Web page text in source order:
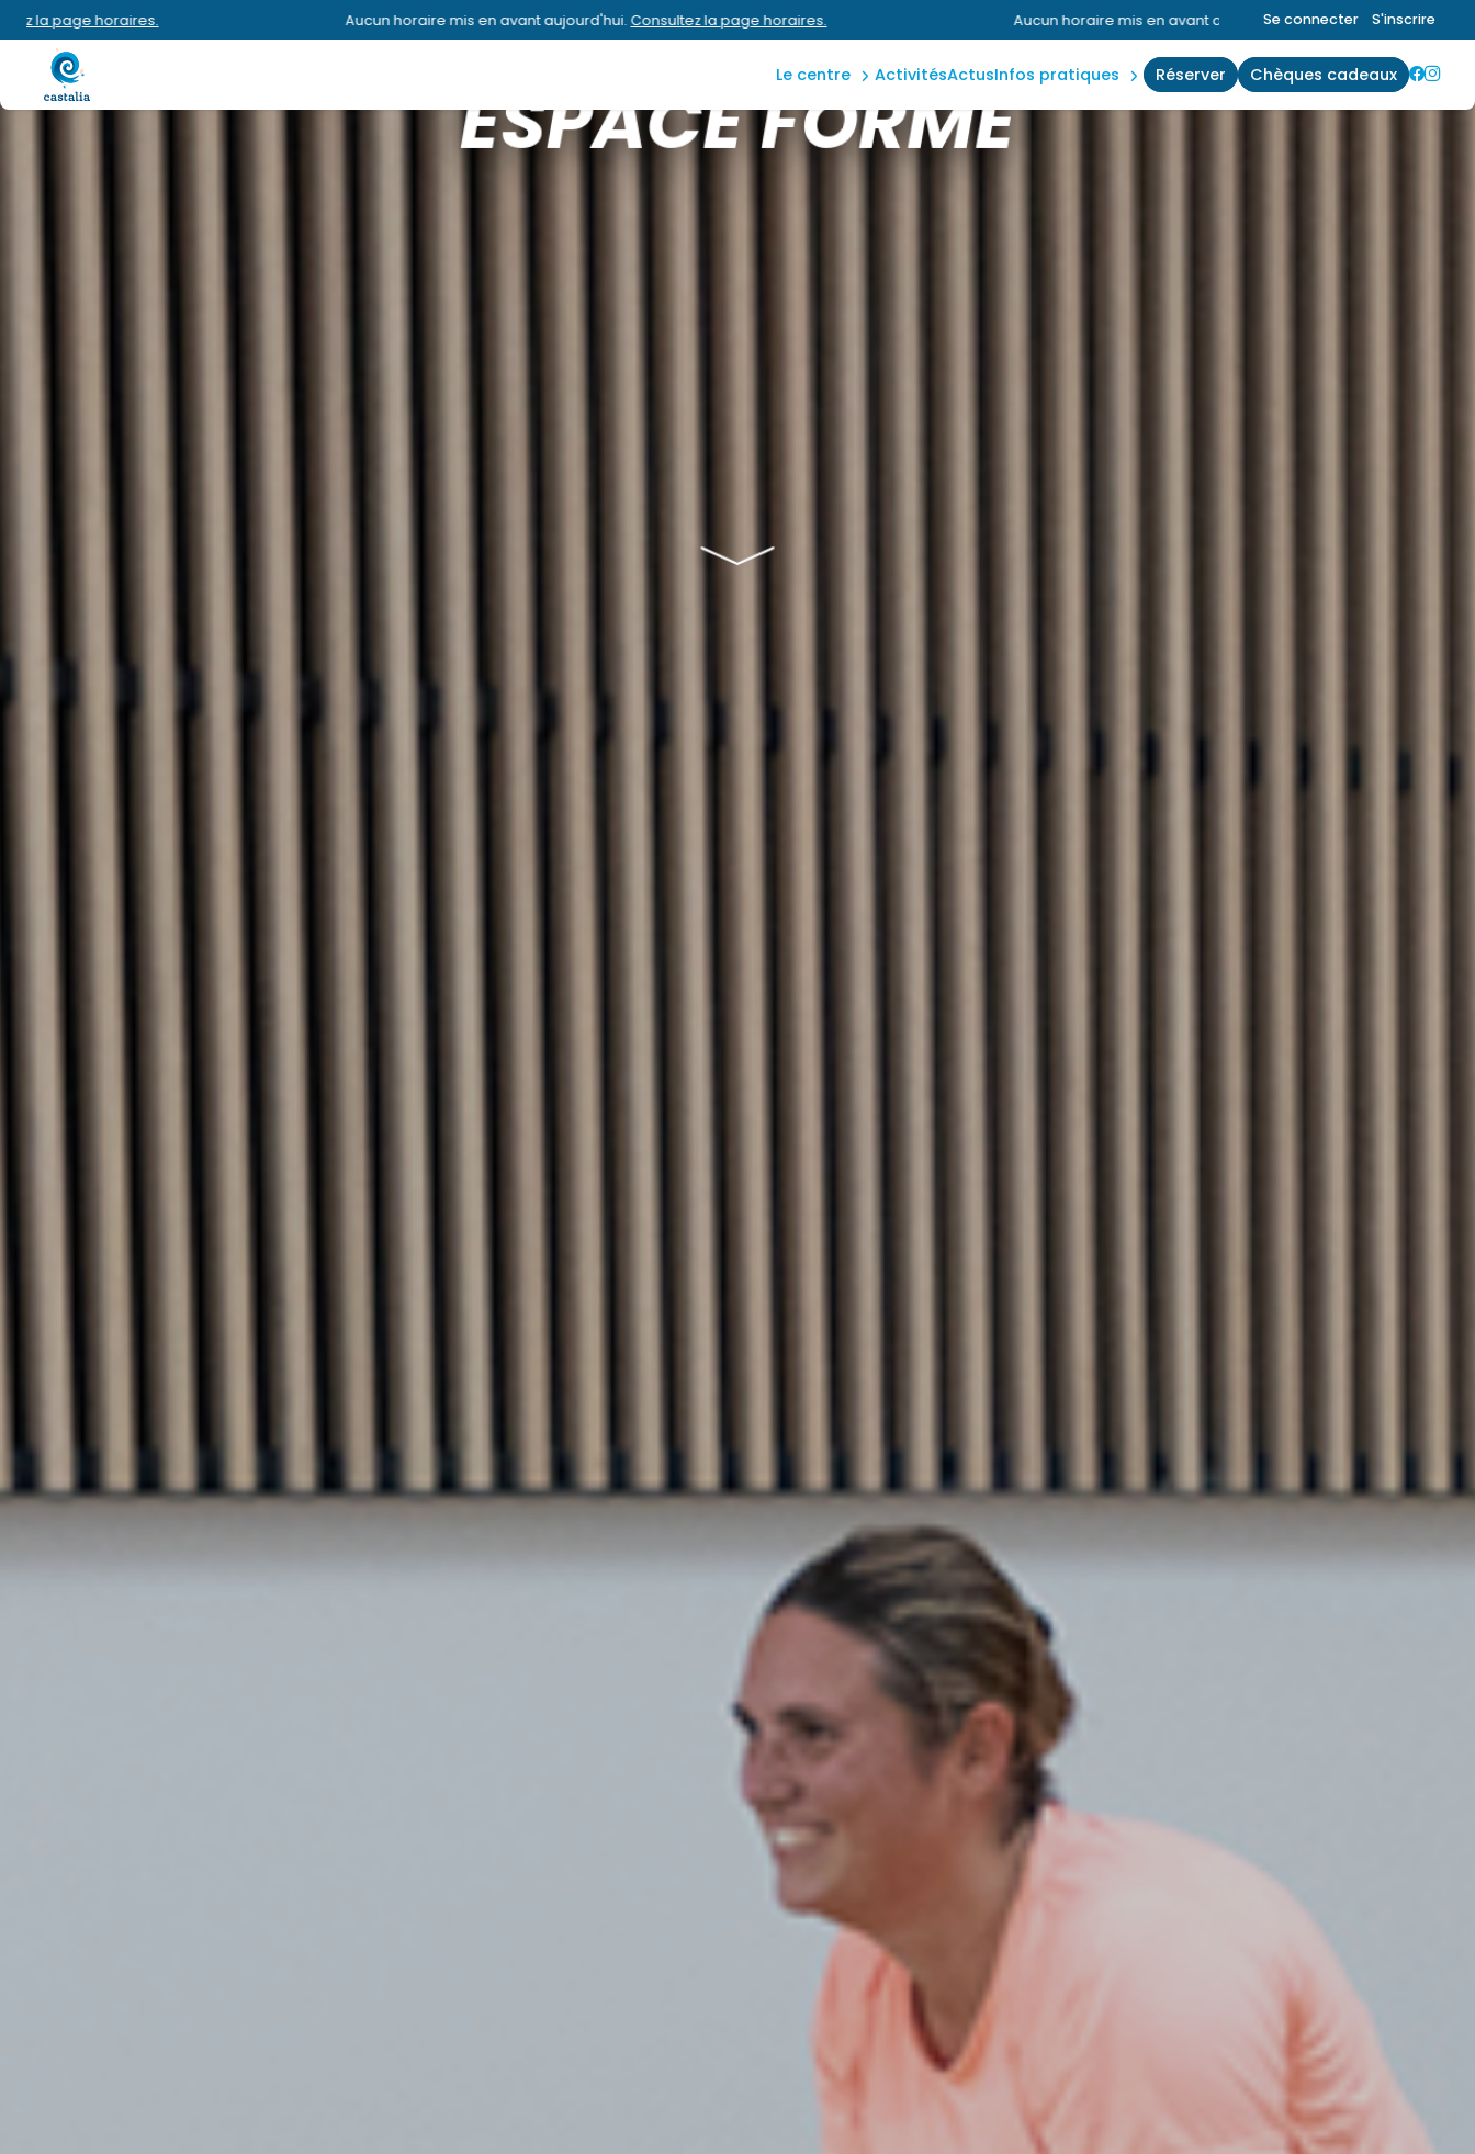
Aucun horaire mis en avant aujourd'hui.Consultez la page horaires. Aucun horaire mis en avant aujourd'hui.Consultez la page horaires.Se connecter S'inscrire
le centre
aquatique
extérieur
activités actus infos pratiques
accès &
règles
réserver chèques cadeaux
ESPACE FORME